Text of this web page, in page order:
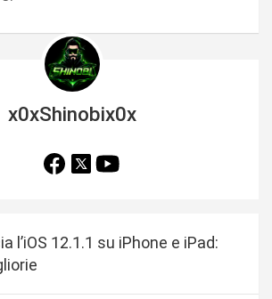
x0xShinobix0x
l’iOS 12.1.1 su iPhone e iPad: